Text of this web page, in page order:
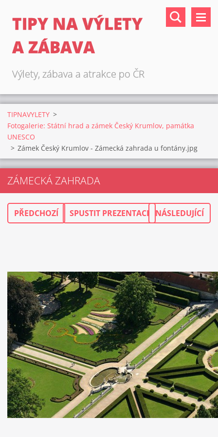
TIPY NA VÝLETY
A ZÁBAVA
Výlety, zábava a atrakce po ČR
TIPNAVYLETY >
Fotogalerie: Státní hrad a zámek Český Krumlov, památka
UNESCO
> Zámek Český Krumlov - Zámecká zahrada u fontány.jpg
ZÁMECKÁ ZAHRADA
PŘEDCHOZÍ SPUSTIT PREZENTACI NÁSLEDUJÍCÍ